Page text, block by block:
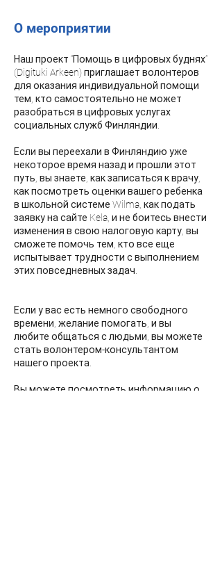
О мероприятии
Наш проект “Помощь в цифровых буднях”
(Digituki Arkeen) приглашает волонтеров
для оказания индивидуальной помощи
тем, кто самостоятельно не может
разобраться в цифровых услугах
социальных служб Финляндии.
Если вы переехали в Финляндию уже
некоторое время назад и прошли этот
путь, вы знаете, как записаться к врачу,
как посмотреть оценки вашего ребенка
в школьной системе Wilma, как подать
заявку на сайте Kela, и не боитесь внести
изменения в свою налоговую карту, вы
сможете помочь тем, кто все еще
испытывает трудности с выполнением
этих повседневных задач.
Если у вас есть немного свободного
времени, желание помогать, и вы
любите общаться с людьми, вы можете
стать волонтером-консультантом
нашего проекта.
Вы можете посмотреть информацию о